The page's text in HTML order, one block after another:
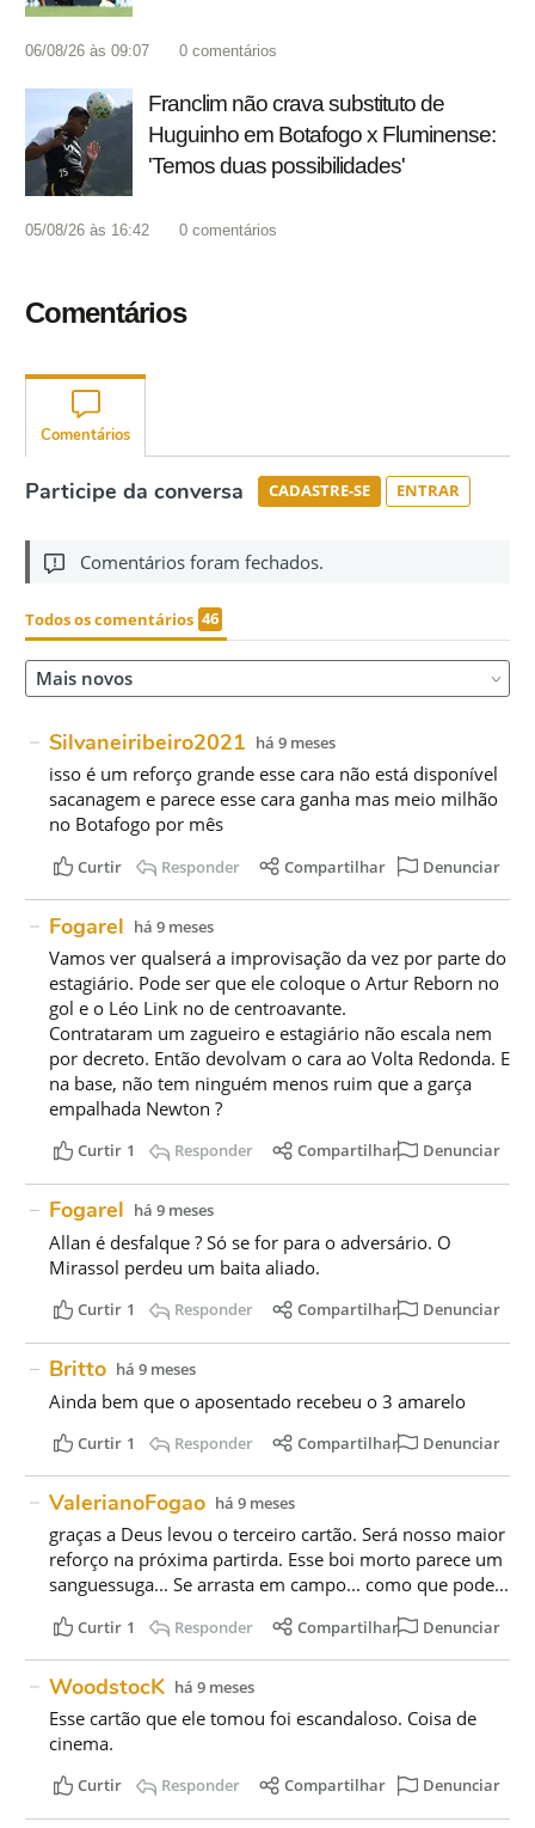
06/08/26 às 09:07 0 comentários
Franclim não crava substituto de
Huguinho em Botafogo x Fluminense:
'Temos duas possibilidades'
05/08/26 às 16:42 0 comentários
Comentários